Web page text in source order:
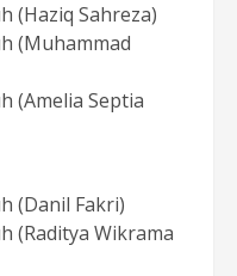
(Haziq Sahreza)
(Muhammad
(Amelia Septia
(Danil Fakri)
(Raditya Wikrama